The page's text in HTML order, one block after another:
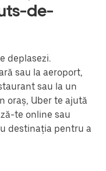
de-
deplasezi.
sau la aeroport,
sau la un
oraș, Uber te ajută
te online sau
destinația pentru a